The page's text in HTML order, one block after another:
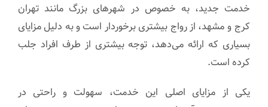
خدمت جدید، به خصوص در شهرهای بزرگ مانند تهران
کرج و مشهد، از رواج بیشتری برخوردار است و به دلیل مزایای
بسیاری که ارائه می‌دهد، توجه بیشتری از طرف افراد جلب
کرده است.
یکی از مزایای اصلی این خدمت، سهولت و راحتی در